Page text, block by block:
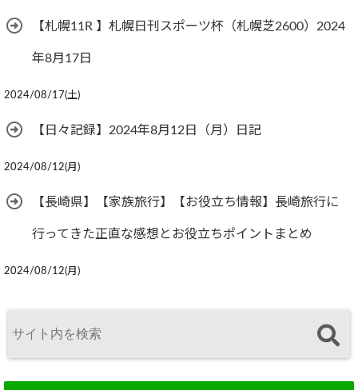
【札幌11R 】札幌日刊スポーツ杯（札幌芝2600）2024
年8月17日
2024/08/17(土)
【日々記録】2024年8月12日（月）日記
2024/08/12(月)
【長崎県】【家族旅行】【お役立ち情報】長崎旅行に
行ってきた正直な感想とお役立ちポイントまとめ
2024/08/12(月)